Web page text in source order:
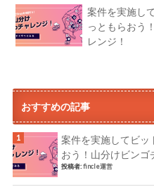
案件を実施し
っともらおう
レンジ！
おすすめの記事
案件を実施してビッ
おう！山分けビンゴ
投稿者:fincle運営